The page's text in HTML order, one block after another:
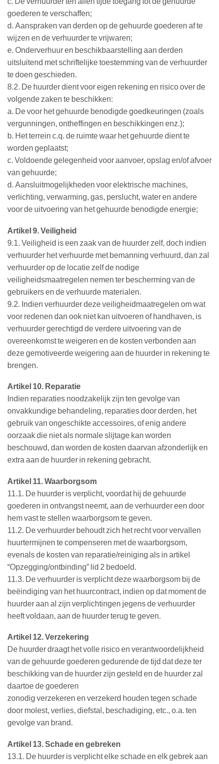
goederen te verschaffen;
d. Aanspraken van derden op de gehuurde goederen af te
wijzen en de verhuurder te vrijwaren;
e. Onderverhuur en beschikbaarstelling aan derden
uitsluitend met schriftelijke toestemming van de verhuurder
te doen geschieden.
8.2. De huurder dient voor eigen rekening en risico over de
volgende zaken te beschikken:
a. De voor het gehuurde benodigde goedkeuringen (zoals
vergunningen, ontheffingen en beschikkingen enz.);
b. Het terrein c.q. de ruimte waar het gehuurde dient te
worden geplaatst;
c. Voldoende gelegenheid voor aanvoer, opslag en/of afvoer
van gehuurde;
d. Aansluitmogelijkheden voor elektrische machines,
verlichting, verwarming, gas, perslucht, water en andere
voor de uitvoering van het gehuurde benodigde energie;
Artikel 9. Veiligheid
9.1. Veiligheid is een zaak van de huurder zelf, doch indien
verhuurder het verhuurde met bemanning verhuurd, dan zal
verhuurder op de locatie zelf de nodige
veiligheidsmaatregelen nemen ter bescherming van de
gebruikers en de verhuurde materialen.
9.2. Indien verhuurder deze veiligheidmaatregelen om wat
voor redenen dan ook niet kan uitvoeren of handhaven, is
verhuurder gerechtigd de verdere uitvoering van de
overeenkomst te weigeren en de kosten verbonden aan
deze gemotiveerde weigering aan de huurder in rekening te
brengen.
Artikel 10. Reparatie
Indien reparaties noodzakelijk zijn ten gevolge van
onvakkundige behandeling, reparaties door derden, het
gebruik van ongeschikte accessoires, of enig andere
oorzaak die niet als normale slijtage kan worden
beschouwd, dan worden de kosten daarvan afzonderlijk en
extra aan de huurder in rekening gebracht.
Artikel 11. Waarborgsom
11.1. De huurder is verplicht, voordat hij de gehuurde
goederen in ontvangst neemt, aan de verhuurder een door
hem vast te stellen waarborgsom te geven.
11.2. De verhuurder behoudt zich het recht voor vervallen
huurtermijnen te compenseren met de waarborgsom,
evenals de kosten van reparatie/reiniging als in artikel
“Opzegging/ontbinding” lid 2 bedoeld.
11.3. De verhuurder is verplicht deze waarborgsom bij de
beëindiging van het huurcontract, indien op dat moment de
huurder aan al zijn verplichtingen jegens de verhuurder
heeft voldaan, aan de huurder terug te geven.
Artikel 12. Verzekering
De huurder draagt het volle risico en verantwoordelijkheid
van de gehuurde goederen gedurende de tijd dat deze ter
beschikking van de huurder zijn gesteld en de huurder zal
daartoe de goederen
zonodig verzekeren en verzekerd houden tegen schade
door molest, verlies, diefstal, beschadiging, etc., o.a. ten
gevolge van brand.
Artikel 13. Schade en gebreken
13.1. De huurder is verplicht elke schade en elk gebrek aan